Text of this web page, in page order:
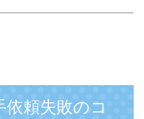
依頼失敗のコ